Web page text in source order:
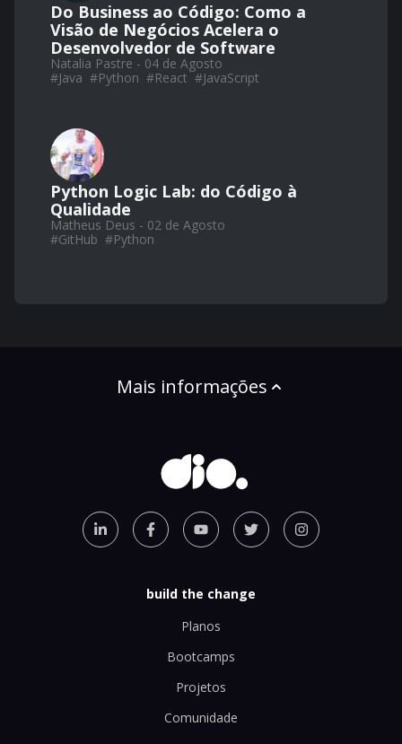
Do Business ao Código: Como a
Visão de Negócios Acelera o
Desenvolvedor de Software
Natalia Pastre - 04 de Agosto
#Java #Python #React #JavaScript
Python Logic Lab: do Código à
Qualidade
Matheus Deus - 02 de Agosto
#GitHub #Python
Mais informações
build the change
Planos
Bootcamps
Projetos
Comunidade